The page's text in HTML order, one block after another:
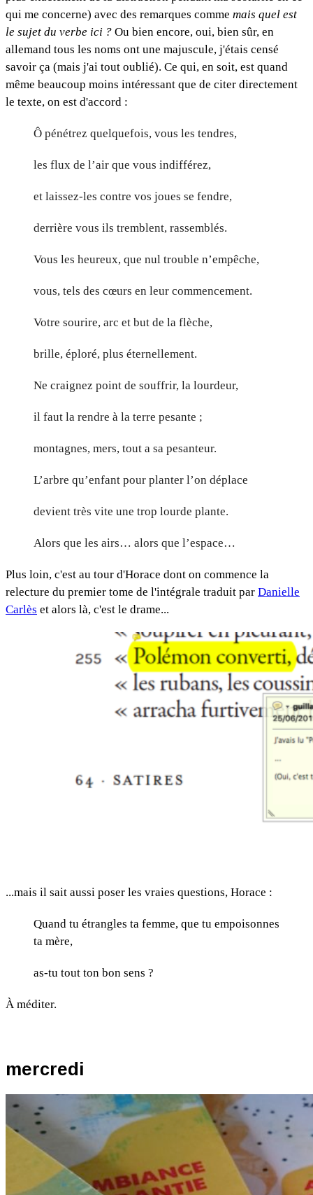
qui me concerne) avec des remarques comme mais quel est
le sujet du verbe ici ? Ou bien encore, oui, bien sûr, en
allemand tous les noms ont une majuscule, j'étais censé
savoir ça (mais j'ai tout oublié). Ce qui, en soit, est quand
même beaucoup moins intéressant que de citer directement
le texte, on est d'accord :
Ô pénétrez quelquefois, vous les tendres,
les flux de l’air que vous indifférez,
et laissez-les contre vos joues se fendre,
derrière vous ils tremblent, rassemblés.
Vous les heureux, que nul trouble n’empêche,
vous, tels des cœurs en leur commencement.
Votre sourire, arc et but de la flèche,
brille, éploré, plus éternellement.
Ne craignez point de souffrir, la lourdeur,
il faut la rendre à la terre pesante ;
montagnes, mers, tout a sa pesanteur.
L’arbre qu’enfant pour planter l’on déplace
devient très vite une trop lourde plante.
Alors que les airs… alors que l’espace…
Plus loin, c'est au tour d'Horace dont on commence la
relecture du premier tome de l'intégrale traduit par Danielle
Carlès et alors là, c'est le drame...
...mais il sait aussi poser les vraies questions, Horace :
Quand tu étrangles ta femme, que tu empoisonnes
ta mère,
as-tu tout ton bon sens ?
À méditer.
mercredi